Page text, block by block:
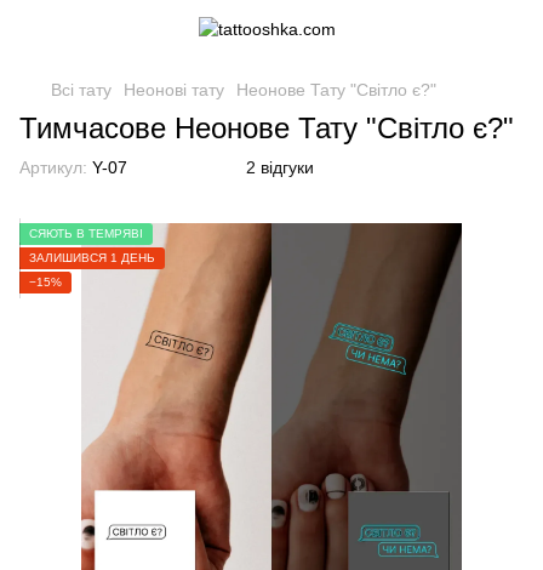
Всі тату Неонові тату Неонове Тату "Світло є?"
Тимчасове Неонове Тату "Світло є?"
Артикул: Y-07 2 відгуки
СЯЮТЬ В ТЕМРЯВІ
ЗАЛИШИВСЯ 1 ДЕНЬ
−15%